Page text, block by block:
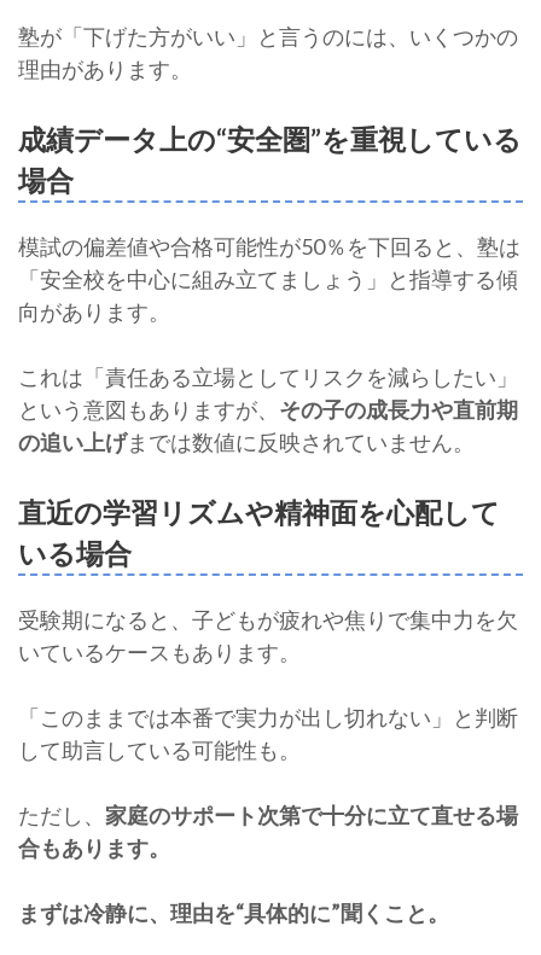
塾が「下げた方がいい」と言うのには、いくつかの
理由があります。
成績データ上の“安全圏”を重視している
場合
模試の偏差値や合格可能性が50％を下回ると、塾は
「安全校を中心に組み立てましょう」と指導する傾
向があります。
これは「責任ある立場としてリスクを減らしたい」
という意図もありますが、 その子の成長力や直前期
の追い上げまでは数値に反映されていません。
直近の学習リズムや精神面を心配して
いる場合
受験期になると、子どもが疲れや焦りで集中力を欠
いているケースもあります。
「このままでは本番で実力が出し切れない」と判断
して助言している可能性も。
ただし、 家庭のサポート次第で十分に立て直せる場
合もあります。
まずは冷静に、理由を“具体的に”聞くこと。